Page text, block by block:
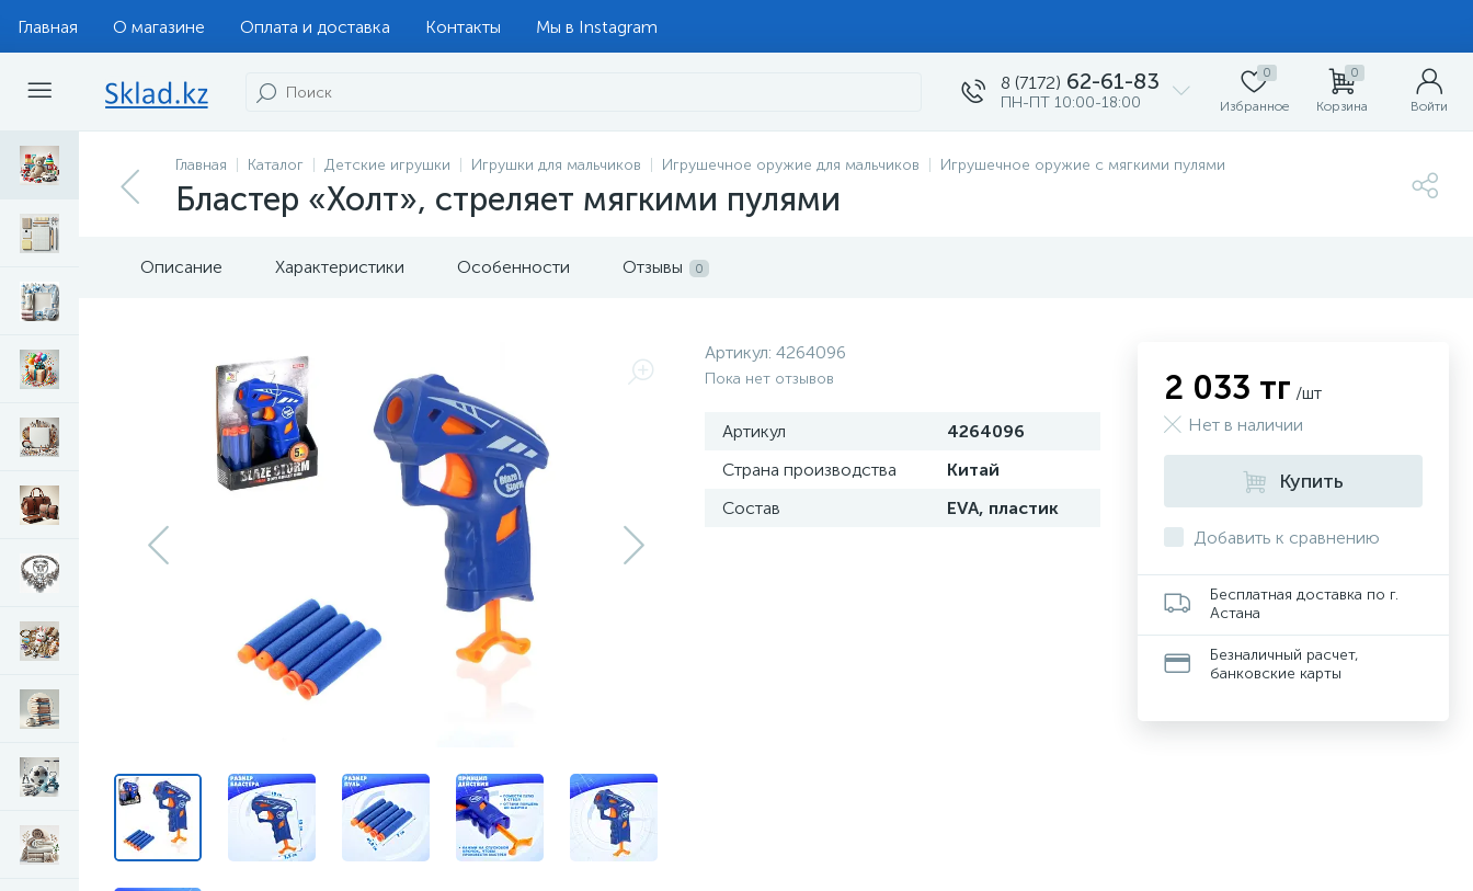
Главная О магазине Оплата и доставка Контакты Мы в Instagram
8 (7172) 62-61-83
ПН-ПТ 10:00-18:00
0
Избранное
0
Корзина Войти
Главная Каталог Детские игрушки Игрушки для мальчиков Игрушечное оружие для мальчиков Игрушечное оружие с мягкими пулями
Бластер «Холт», стреляет мягкими пулями
Описание Характеристики Особенности Отзывы 0
Артикул: 4264096
Пока нет отзывов
Артикул
4264096
Страна производства
Китай
Состав
EVA, пластик
2 033 тг /шт
Нет в наличии
Купить
Добавить к сравнению
Бесплатная доставка по г.
Астана
Безналичный расчет,
банковские карты